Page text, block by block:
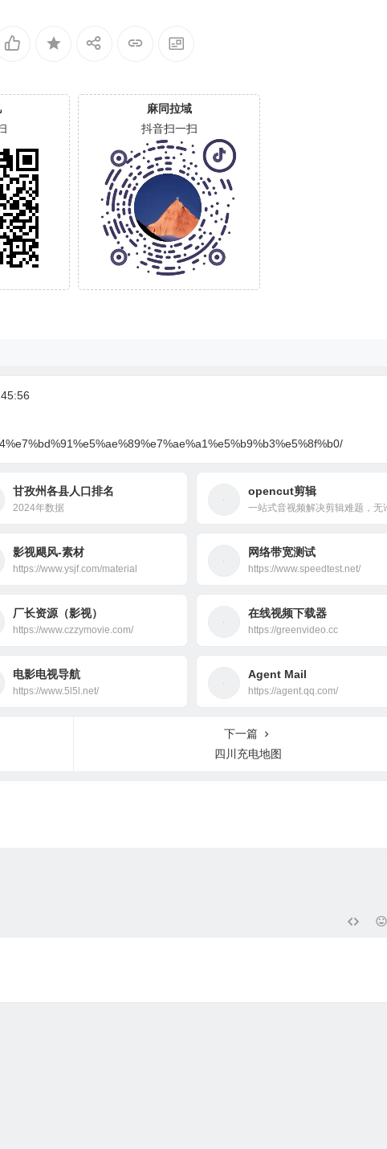
麻同拉域
抖音扫一扫
甘孜州各县人口排名
2024年数据
opencut剪辑
影视飓风-素材
https://www.ysjf.com/material
网络带宽测试
https://www.speedtest.net/
厂长资源（影视）
https://www.czzymovie.com/
在线视频下载器
https://greenvideo.cc
电影电视导航
https://www.5l5l.net/
Agent Mail
https://agent.qq.com/
下一篇
四川充电地图